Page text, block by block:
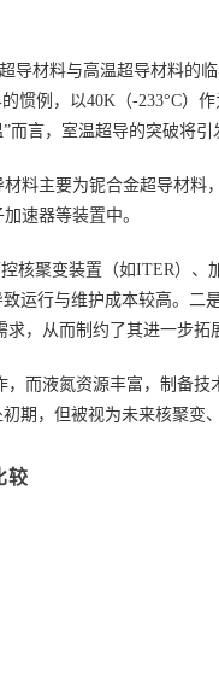
导材料与高温超导材料的
惯例，以40K（-233°C）
而言，室温超导的突破将引
料主要为铌合金超导材料
速器等装置中。
核聚变装置（如ITER）
运行与维护成本较高。二
，从而制约了其进一步拓
而液氮资源丰富，制备
期，但被视为未来核聚变
较